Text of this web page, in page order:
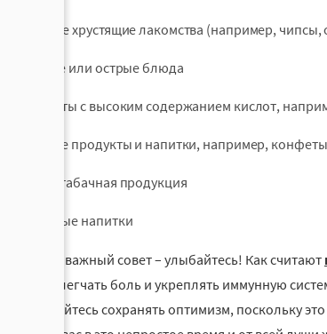
Твердые хрустящие лакомства (например,
Горячие или острые блюда
Продукты с высоким содержанием кислот,
Сладкие продукты и напитки, например,
Любая табачная продукция
Спиртные напитки
важный совет – улыбайтесь! Как считают
облегчать боль и укреплять иммунную
старайтесь сохранять оптимизм, поскольку